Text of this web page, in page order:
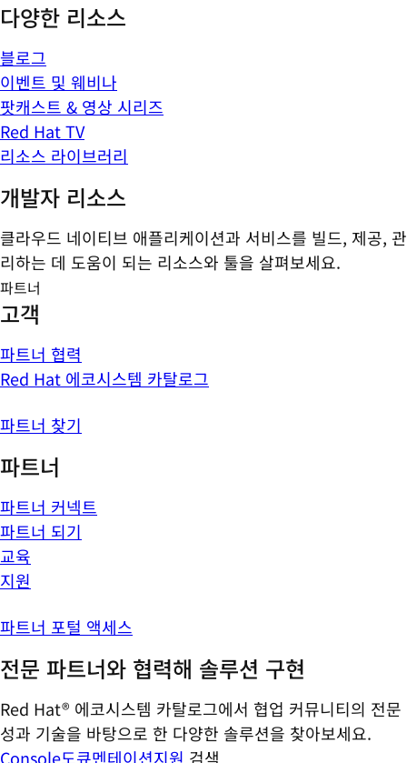
다양한 리소스
블로그
이벤트 및 웨비나
팟캐스트 & 영상 시리즈
Red Hat TV
리소스 라이브러리
개발자 리소스
클라우드 네이티브 애플리케이션과 서비스를 빌드, 제공, 관
리하는 데 도움이 되는 리소스와 툴을 살펴보세요.
파트너
고객
파트너 협력
Red Hat 에코시스템 카탈로그
파트너 찾기
파트너
파트너 커넥트
파트너 되기
교육
지원
파트너 포털 액세스
전문 파트너와 협력해 솔루션 구현
Red Hat® 에코시스템 카탈로그에서 협업 커뮤니티의 전문
성과 기술을 바탕으로 한 다양한 솔루션을 찾아보세요.
Console도큐멘테이션지원 검색